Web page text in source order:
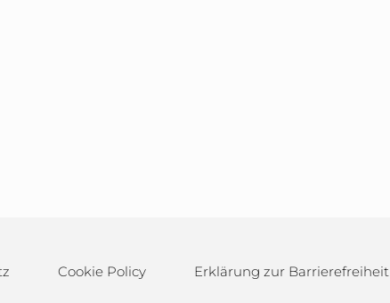
Cookie Policy Erklärung zur Barrierefreiheit